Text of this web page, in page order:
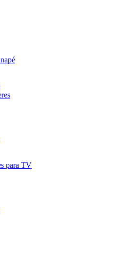
para TV